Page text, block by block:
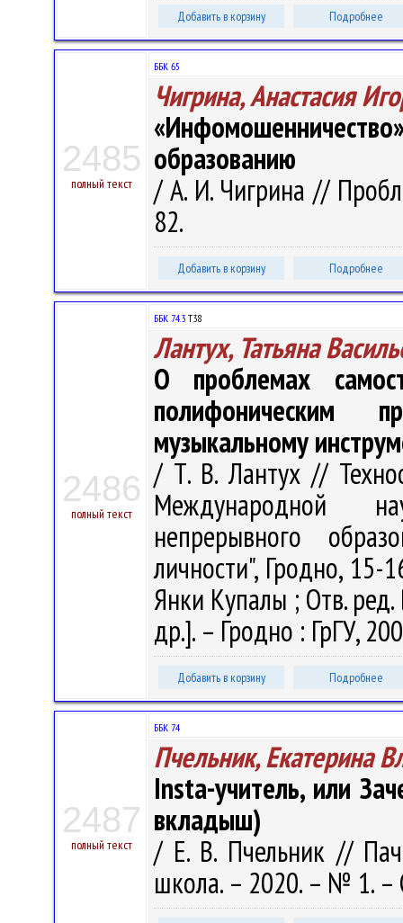
Добавить в корзину Подробнее
2485
полный текст
ББК 65
Чигрина, Анастасия
образованию
/ А. И. Чигрина //
82.
Добавить в корзину Подробнее
2486
полный текст
ББК 74.3 Т38
Лантух, Татьяна
О проблемах
полифоническим
музыкальному
/ Т. В. Лантух //
Международной
непрерывного
личности", Гродно, 15-
Янки Купалы ; Отв. ред.
др.]. – Гродно : ГрГУ,
Добавить в корзину Подробнее
2487
полный текст
ББК 74
Пчельник, Екатерина
Insta-учитель, или
вкладыш)
/ Е. В. Пчельник //
школа. – 2020. – № 1. –